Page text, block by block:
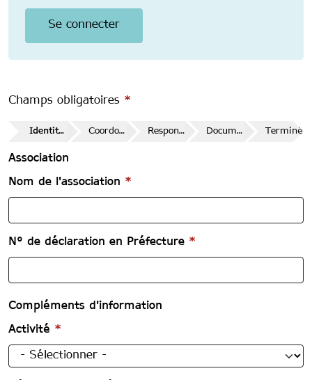
Champs obligatoires *
Identité de l'association Coordonnées de l'association Responsable Documents justificatifs Terminé
Association
Nom de l'association *
N° de déclaration en Préfecture *
Compléments d'information
Activité *